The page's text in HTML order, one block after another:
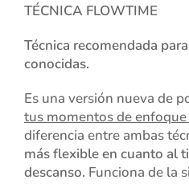
TÉCNICA FLOWTIME
Técnica recomendada
conocidas.
Es una versión nueva de
tus momentos de
diferencia entre ambas
más flexible en cuanto al
descanso. Funciona de la